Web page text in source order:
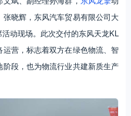
晓辉，东风汽车贸易有限公司大
动现场。此次交付的东风天龙KL
营，标志着双方在绿色物流、智
段，也为物流行业共建新质生产